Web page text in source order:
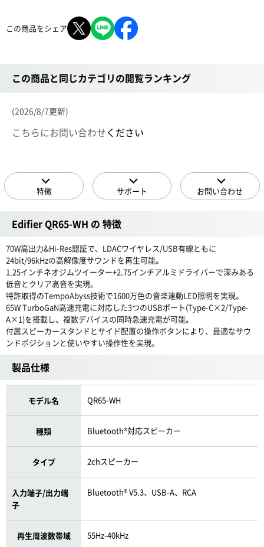
この商品をシェア
この商品と同じカテゴリの閲覧ランキング
(2026/8/7更新)
こちらにお問い合わせください
特徴 サポート お問い合わせ
Edifier QR65-WH の 特徴
70W高出力&Hi-Res認証で、LDACワイヤレス/USB有線ともに
24bit/96kHzの高解像度サウンドを再生可能。
1.25インチネオジムツイーター+2.75インチアルミドライバーで深みある
低音とクリア高音を実現。
特許取得のTempoAbyss技術で1600万色の音楽連動LED照明を実現。
65W TurboGaN高速充電に対応した3つのUSBポート(Type-C×2/Type-
A×1)を搭載し、複数デバイスの同時急速充電が可能。
付属スピーカースタンドとサイド配置の操作ボタンにより、最適なサウ
ンドポジションと使いやすい操作性を実現。
製品仕様
モデル名 QR65-WH
種類 Bluetooth®対応スピーカー
タイプ 2chスピーカー
入力端子/出力端
子
Bluetooth® V5.3、USB-A、RCA
再生周波数帯域 55Hz-40kHz